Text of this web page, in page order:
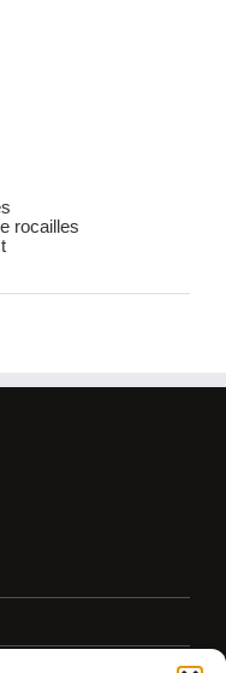
rocailles